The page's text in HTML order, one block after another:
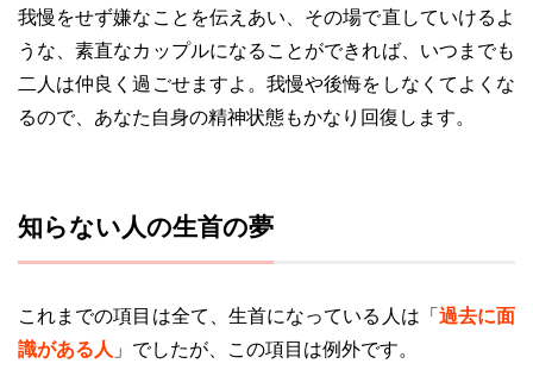
我慢をせず嫌なことを伝えあい、その場で直していけるよ
うな、素直なカップルになることができれば、いつまでも
二人は仲良く過ごせますよ。我慢や後悔をしなくてよくな
るので、あなた自身の精神状態もかなり回復します。
知らない人の生首の夢
これまでの項目は全て、生首になっている人は「 過去に面
識がある人 」でしたが、この項目は例外です。